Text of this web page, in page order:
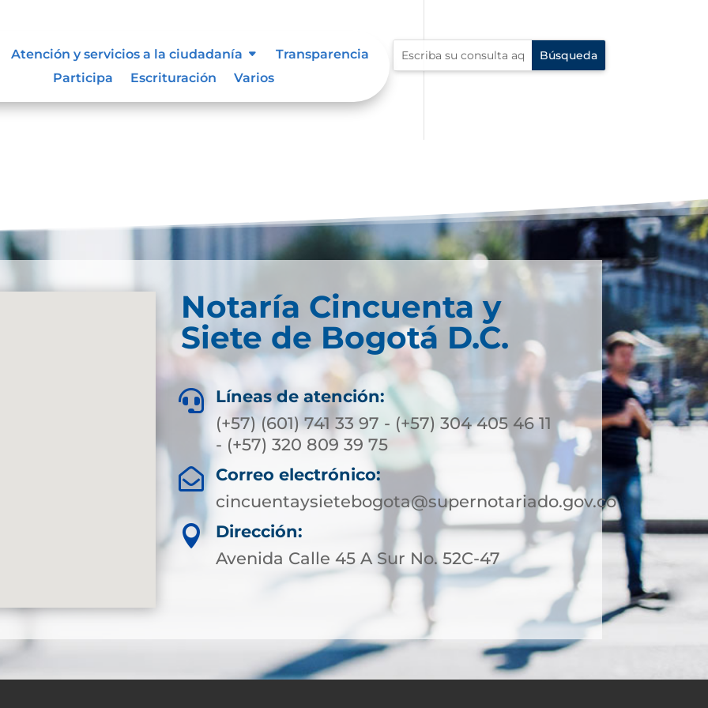
Atención y servicios a la ciudadanía
Transparencia
Participa
Escrituración Varios
Notaría Cincuenta y
Siete de Bogotá D.C.

Líneas de atención:
(+57) (601) 741 33 97 - (+57) 304 405 46 11
- (+57) 320 809 39 75

Correo electrónico:
cincuentaysietebogota@supernotariado.gov.co

Dirección:
Avenida Calle 45 A Sur No. 52C-47